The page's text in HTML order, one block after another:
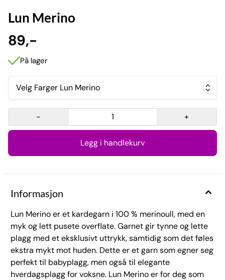
Lun Merino
89,-
På lager
Velg Farger Lun Merino
- +
Informasjon
Lun Merino er et kardegarn i 100 % merinoull, med en
myk og lett pusete overflate. Garnet gir tynne og lette
plagg med et eksklusivt uttrykk, samtidig som det føles
ekstra mykt mot huden. Dette er et garn som egner seg
perfekt til babyplagg, men også til elegante
hverdagsplagg for voksne. Lun Merino er for deg som